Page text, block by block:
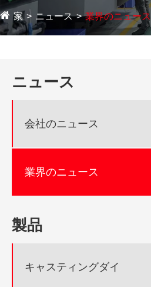
家 ニュース 業界のニュース
ニュース
会社のニュース
業界のニュース
製品
キャスティングダイ